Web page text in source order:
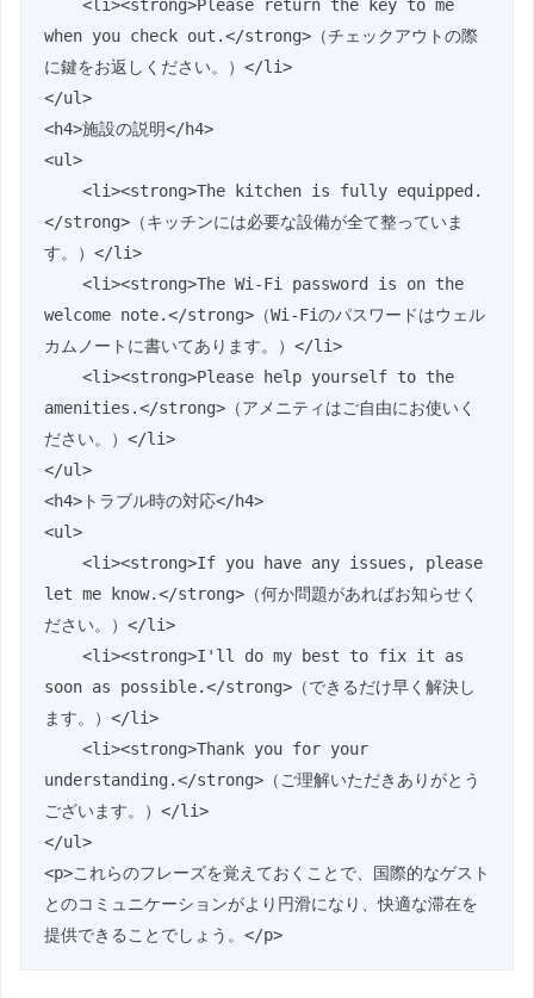
when you check out.</strong>（チェックアウトの際
に鍵をお返しください。）</li>
</ul>
<h4>施設の説明</h4>
<ul>
</strong>（キッチンには必要な設備が全て整っていま
す。）</li>
welcome note.</strong>（Wi-Fiのパスワードはウェル
カムノートに書いてあります。）</li>
amenities.</strong>（アメニティはご自由にお使いく
ださい。）</li>
</ul>
<h4>トラブル時の対応</h4>
<ul>
let me know.</strong>（何か問題があればお知らせく
ださい。）</li>
soon as possible.</strong>（できるだけ早く解決し
ます。）</li>
understanding.</strong>（ご理解いただきありがとう
ございます。）</li>
</ul>
<p>これらのフレーズを覚えておくことで、国際的なゲスト
とのコミュニケーションがより円滑になり、快適な滞在を
提供できることでしょう。</p>